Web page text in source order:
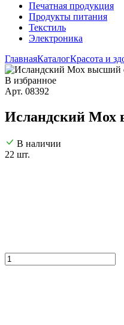
Печатная продукция
Продукты питания
Текстиль
Электроника
ГлавнаяКаталогКрасота и
В избранное
Арт. 08392
Исландский Мох
В наличии
22 шт.